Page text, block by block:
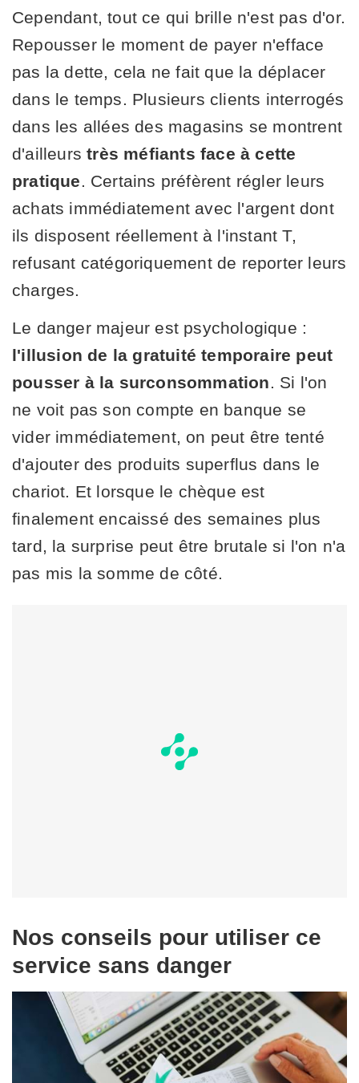
Cependant, tout ce qui brille n'est pas d'or.
Repousser le moment de payer n'efface
pas la dette, cela ne fait que la déplacer
dans le temps. Plusieurs clients interrogés
dans les allées des magasins se montrent
d'ailleurstrès méfiants face à cette
pratique. Certains préfèrent régler leurs
achats immédiatement avec l'argent dont
ils disposent réellement à l'instant T,
refusant catégoriquement de reporter leurs
charges.
Le danger majeur est psychologique :
l'illusion de la gratuité temporaire peut
pousser à la surconsommation. Si l'on
ne voit pas son compte en banque se
vider immédiatement, on peut être tenté
d'ajouter des produits superflus dans le
chariot. Et lorsque le chèque est
finalement encaissé des semaines plus
tard, la surprise peut être brutale si l'on n'a
pas mis la somme de côté.
Nos conseils pour utiliser ce
service sans danger